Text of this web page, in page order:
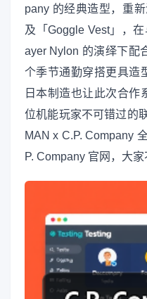
pany 的经典造型，重
及「Goggle Vest」，
ayer Nylon 的演绎下配
个季节通勤穿搭更具造
日本制造也让此次合作
位机能玩家不可错过的
MAN x C.P. Company
P. Company 官网，大家